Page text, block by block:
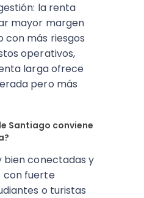
la renta
mayor margen
con más riesgos
operativos,
larga ofrece
pero más
Santiago conviene
bien conectadas y
con fuerte
o turistas